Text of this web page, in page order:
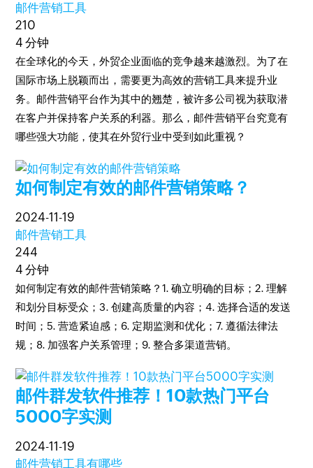
邮件营销工具
210
4 分钟
在全球化的今天，外贸企业面临的竞争越来越激烈。为了在
国际市场上脱颖而出，需要更为高效的营销工具来提升业
务。邮件营销平台作为其中的翘楚，被许多公司视为获取潜
在客户并保持客户关系的利器。那么，邮件营销平台究竟有
哪些强大功能，使其在外贸行业中受到如此重视？
如何制定有效的邮件营销策略？
2024-11-19
邮件营销工具
244
4 分钟
如何制定有效的邮件营销策略？1. 确立明确的目标；2. 理解
和划分目标受众；3. 创建高质量的内容；4. 选择合适的发送
时间；5. 营造紧迫感；6. 定期监测和优化；7. 遵循法律法
规；8. 加强客户关系管理；9. 整合多渠道营销。
邮件群发软件推荐！10款热门平台
5000字实测
2024-11-19
邮件营销工具有哪些